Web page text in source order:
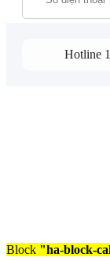
Hotline
Block "ha-block-